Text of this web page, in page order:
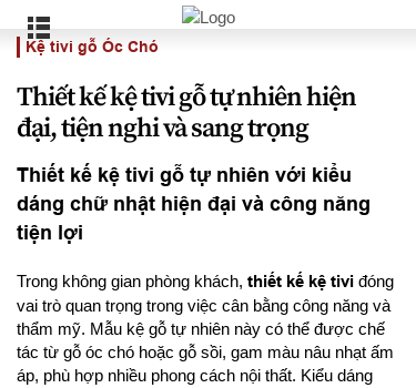
Kệ tivi gỗ Óc Chó
Thiết kế kệ tivi gỗ tự nhiên hiện
đại, tiện nghi và sang trọng
Thiết kế kệ tivi gỗ tự nhiên với kiểu
dáng chữ nhật hiện đại và công năng
tiện lợi
Trong không gian phòng khách, thiết kế kệ tivi đóng
vai trò quan trọng trong việc cân bằng công năng và
thẩm mỹ. Mẫu kệ gỗ tự nhiên này có thể được chế
tác từ gỗ óc chó hoặc gỗ sồi, gam màu nâu nhạt ấm
áp, phù hợp nhiều phong cách nội thất. Kiểu dáng